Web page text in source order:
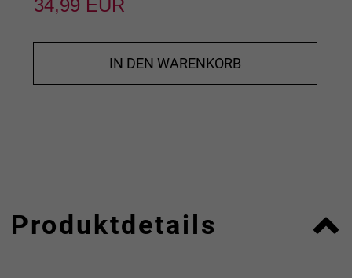
34,99 EUR
IN DEN WARENKORB
Produktdetails